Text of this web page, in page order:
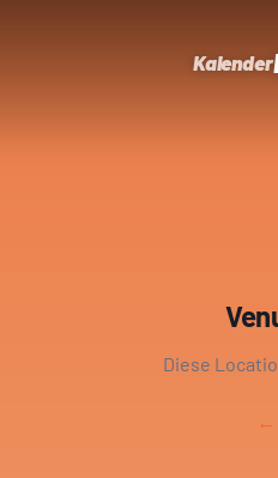
Kalender
Diese
←